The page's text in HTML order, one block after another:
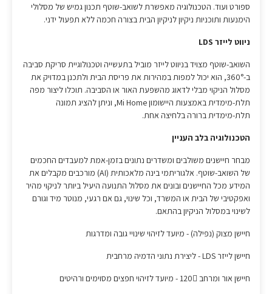
ספורט ועוד. הטכנולוגיה מאפשרת לשואב-שוטף תכנון גמיש של מסלולי
הימנעות ותוכניות ניקיון לניקיון הבית בצורה חכמה ללא תפעול ידני.
ניווט לייזר LDS
השואב-שוטף מצויד בניווט לייזר מוביל בתעשייה וטכנולוגיית סריקת סביבה
ב-360°, הוא יכול למפות במהירות את פריסת הבית ולתכנן במדויק את
מסלול הניקוי מבלי לדאוג מהשפעת האור או הסביבה. תוכלו ליצור מפה
תלת-מימדית באמצעות היישומון Mi Home, וניתן להציג תמונה
תלת-מימדית ברורה בלחיצה אחת.
הטכנולוגיה בלב העניין
מבחר חיישנים משולבים ומשדרים נתונים בזמן-אמת למעבדים החכמים
של השואב-שוטף. אלגוריתמי בינה מלאכותית (AI) מורכבים מקבלים את
המידע מכל החיישנים ובונים את מסלול התנועה היעיל ביותר לניקוי מהיר
ואפקטיבי של הבית או המשרד, וכל שינוי, גם אם רגעי, מנוטר מיד וגורם
לשינוי במסלול הניקיון בהתאם.
חיישן מצוק (נפילה) - מיועד לזיהוי שינויי גובה ומדרגות
חיישן לייזר LDS - ליצירת נתוני הדמיה מרחבית
חיישן אור ומרחב 120 - מיועד לזיהוי חפצים מסוימים ורהיטים